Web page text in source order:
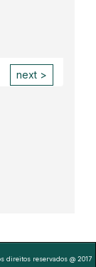
next >
direitos reservados @ 2017